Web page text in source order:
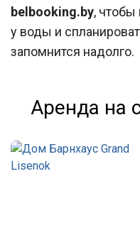
belbooking.by,
у воды и
запомнится надолго.
Аренда на